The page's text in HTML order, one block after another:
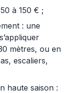
à 150 € ;
: une
mètres, ou en
escaliers,
haute saison :